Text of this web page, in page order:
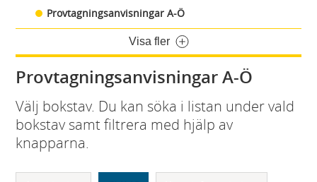
Provtagningsanvisningar A-Ö
Visa fler
Provtagningsanvisningar A-Ö
Välj bokstav. Du kan söka i listan under vald
bokstav samt filtrera med hjälp av
knapparna.